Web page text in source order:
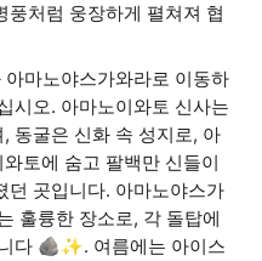
처럼 웅장하게 펼쳐져 협
마노야스가와라로 이동하
시오. 아마노이와토 신사는
동굴은 신화 속 성지로, 아
토에 숨고 팔백만 신들이
던 곳입니다. 아마노야스가
훌륭한 장소로, 각 돌탑에
다 🪨✨. 여름에는 아이스